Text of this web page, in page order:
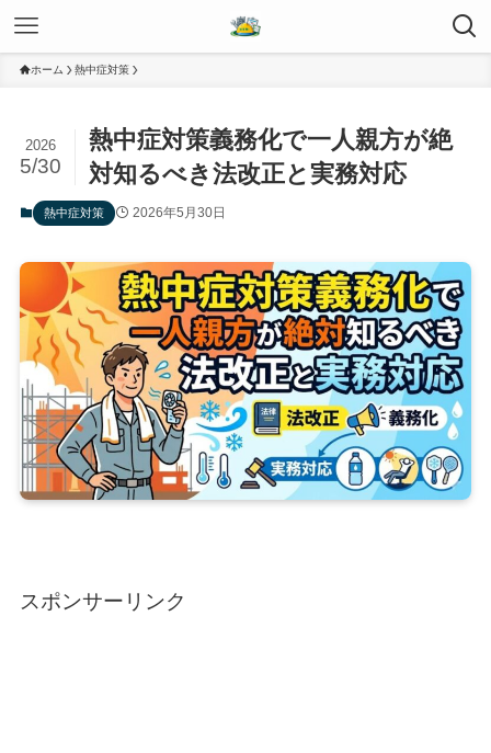
ホーム 熱中症対策
熱中症対策義務化で一人親方が絶
対知るべき法改正と実務対応
2026
5/30
熱中症対策 2026年5月30日
スポンサーリンク